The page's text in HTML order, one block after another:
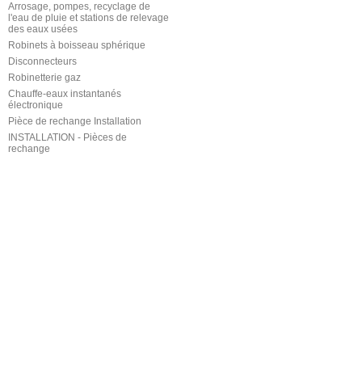
Arrosage, pompes, recyclage de
l'eau de pluie et stations de relevage
des eaux usées
Robinets à boisseau sphérique
Disconnecteurs
Robinetterie gaz
Chauffe-eaux instantanés
électronique
Pièce de rechange Installation
INSTALLATION - Pièces de
rechange